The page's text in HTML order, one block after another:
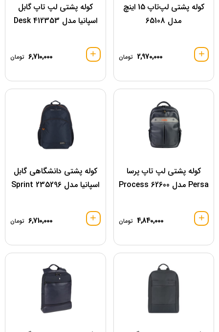
کوله پشتی لپ‌تاپ 15 اینچ
مدل 65108
2,970,000 تومان
کوله پشتی لپ تاپ گابل
اسپانیا مدل 412353 Desk
6,710,000 تومان
کوله پشتی لپ تاپ پرسا
Persa مدل 62600 Process
4,840,000 تومان
کوله پشتی دانشگاهی گابل
اسپانیا مدل 235296 Sprint
6,710,000 تومان